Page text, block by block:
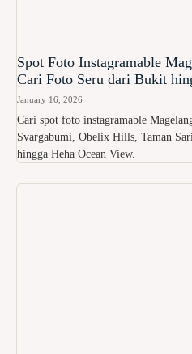
Spot Foto Instagramable
Cari Foto Seru dari Bukit
January 16, 2026
Cari spot foto instagramable
Svargabumi, Obelix Hills, Taman
hingga Heha Ocean View.